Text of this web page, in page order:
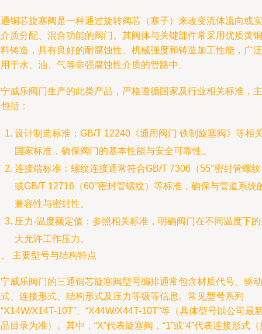
铜芯旋塞阀是一种通过旋转阀芯（塞子）来改变流体流向或实
质分配、混合功能的阀门。其阀体与关键部件常采用优质黄铜
铸造，具有良好的耐腐蚀性、机械强度和铸造加工性能，广泛
于水、油、气等非强腐蚀性介质的管路中。
威乐阀门生产的此类产品，严格遵循国家及行业相关标准，主
括：
设计制造标准：GB/T 12240《通用阀门 铁制旋塞阀》等相
国家标准，确保阀门的基本性能与安全可靠性。
连接端标准：螺纹连接通常符合GB/T 7306（55°密封管螺
或GB/T 12716（60°密封管螺纹）等标准，确保与管道系统
兼容性与密封性。
压力-温度额定值：参照相关标准，明确阀门在不同温度下
大允许工作压力。
主要型号与结构特点
威乐阀门的三通铜芯旋塞阀型号编排通常包含材质代号、驱动
、连接形式、结构形式及压力等级等信息。常见型号系列
X14T-10T”、“X44W/X44T-10T”等（具体型号以公司最
目录为准）。其中，“X”代表旋塞阀，“1”或“4”代表连接形式（